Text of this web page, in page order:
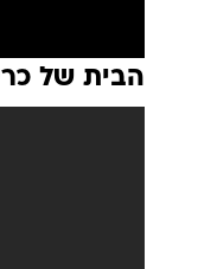
הבית של